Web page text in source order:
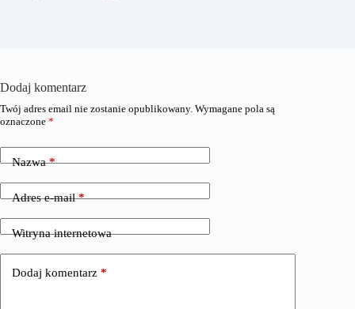
Dodaj komentarz
Twój adres email nie zostanie opublikowany. Wymagane pola są
oznaczone *
Nazwa*
Adres e-mail*
Witryna internetowa
Dodaj komentarz *